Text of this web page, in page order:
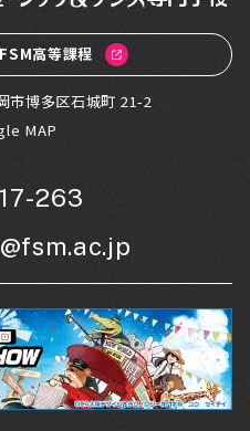
FSM高等課程
市博多区石城町 21-2
MAP
263